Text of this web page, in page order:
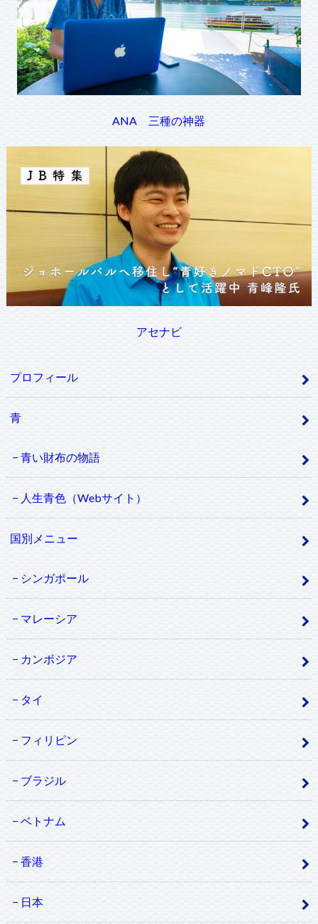
ANA 三種の神器
アセナビ
プロフィール
青
青い財布の物語
人生青色（Webサイト）
国別メニュー
シンガポール
マレーシア
カンボジア
タイ
フィリピン
ブラジル
ベトナム
香港
日本